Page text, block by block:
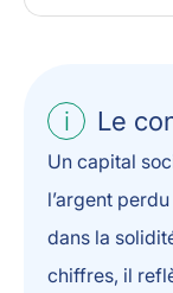
Le
Un capital
l’argent
dans la
chiffres, il